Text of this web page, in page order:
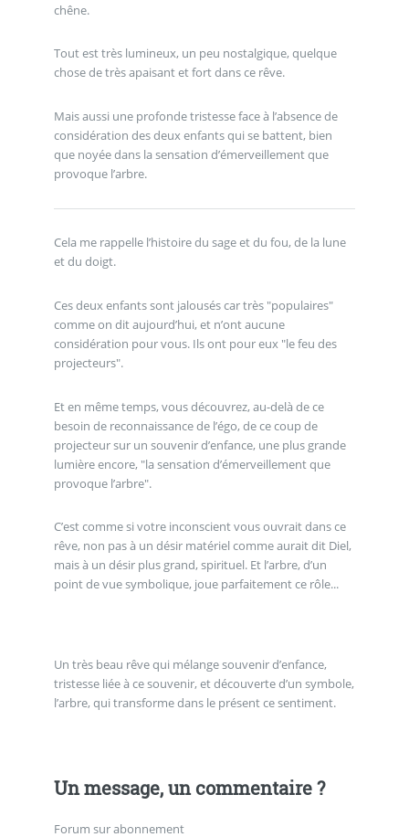
chêne.
Tout est très lumineux, un peu nostalgique, quelque
chose de très apaisant et fort dans ce rêve.
Mais aussi une profonde tristesse face à l’absence de
considération des deux enfants qui se battent, bien
que noyée dans la sensation d’émerveillement que
provoque l’arbre.
Cela me rappelle l’histoire du sage et du fou, de la lune
et du doigt.
Ces deux enfants sont jalousés car très "populaires"
comme on dit aujourd’hui, et n’ont aucune
considération pour vous. Ils ont pour eux "le feu des
projecteurs".
Et en même temps, vous découvrez, au-delà de ce
besoin de reconnaissance de l’égo, de ce coup de
projecteur sur un souvenir d’enfance, une plus grande
lumière encore, "la sensation d’émerveillement que
provoque l’arbre".
C’est comme si votre inconscient vous ouvrait dans ce
rêve, non pas à un désir matériel comme aurait dit Diel,
mais à un désir plus grand, spirituel. Et l’arbre, d’un
point de vue symbolique, joue parfaitement ce rôle...
Un très beau rêve qui mélange souvenir d’enfance,
tristesse liée à ce souvenir, et découverte d’un symbole,
l’arbre, qui transforme dans le présent ce sentiment.
Un message, un commentaire ?
Forum sur abonnement